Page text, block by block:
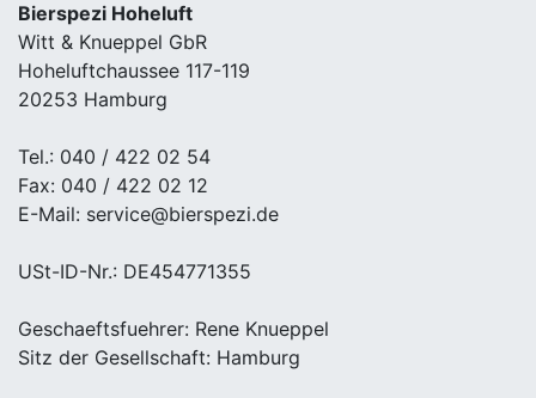
Bierspezi Hoheluft
Witt & Knueppel GbR
Hoheluftchaussee 117-119
20253 Hamburg
Tel.: 040 / 422 02 54
Fax: 040 / 422 02 12
E-Mail: service@bierspezi.de
USt-ID-Nr.: DE454771355
Geschaeftsfuehrer: Rene Knueppel
Sitz der Gesellschaft: Hamburg